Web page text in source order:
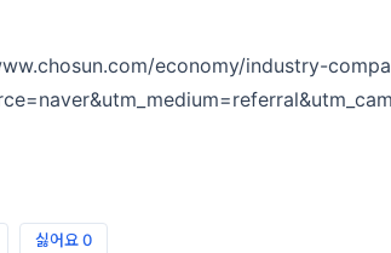
economy/industry-
싫어요0